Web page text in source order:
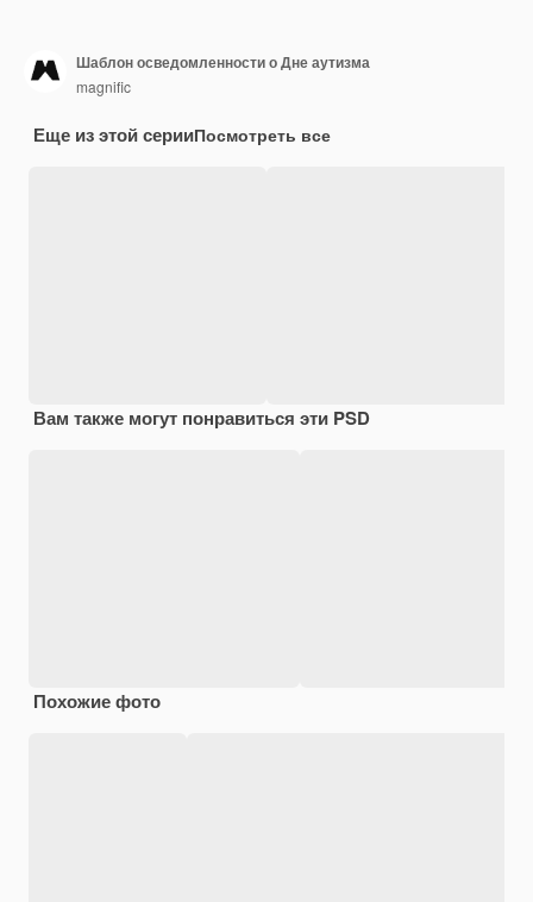
Шаблон осведомленности о Дне аутизма
magnific
Еще из этой серииПосмотреть все
Вам также могут понравиться эти PSD
Похожие фото